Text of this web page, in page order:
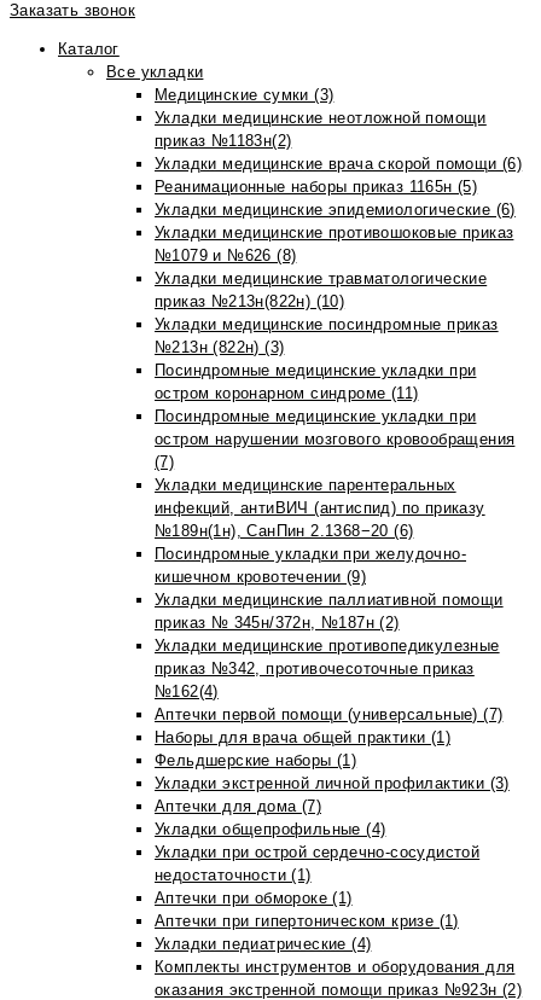
Заказать звонок
Каталог
Все укладки
Медицинские сумки (3)
Укладки медицинские неотложной помощи
приказ №1183н(2)
Укладки медицинские врача скорой помощи (6)
Реанимационные наборы приказ 1165н (5)
Укладки медицинские эпидемиологические (6)
Укладки медицинские противошоковые приказ
№1079 и №626 (8)
Укладки медицинские травматологические
приказ №213н(822н) (10)
Укладки медицинские посиндромные приказ
№213н (822н) (3)
Посиндромные медицинские укладки при
остром коронарном синдроме (11)
Посиндромные медицинские укладки при
остром нарушении мозгового кровообращения
(7)
Укладки медицинские парентеральных
инфекций, антиВИЧ (антиспид) по приказу
№189н(1н), СанПин 2.1368−20 (6)
Посиндромные укладки при желудочно-
кишечном кровотечении (9)
Укладки медицинские паллиативной помощи
приказ № 345н/372н, №187н (2)
Укладки медицинские противопедикулезные
приказ №342, противочесоточные приказ
№162(4)
Аптечки первой помощи (универсальные) (7)
Наборы для врача общей практики (1)
Фельдшерские наборы (1)
Укладки экстренной личной профилактики (3)
Аптечки для дома (7)
Укладки общепрофильные (4)
Укладки при острой сердечно-сосудистой
недостаточности (1)
Аптечки при обмороке (1)
Аптечки при гипертоническом кризе (1)
Укладки педиатрические (4)
Комплекты инструментов и оборудования для
оказания экстренной помощи приказ №923н (2)